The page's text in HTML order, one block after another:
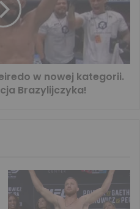
w nowej kategorii.
Brazylijczyka!